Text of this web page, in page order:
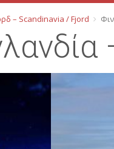
– Scandinavia / Fjord